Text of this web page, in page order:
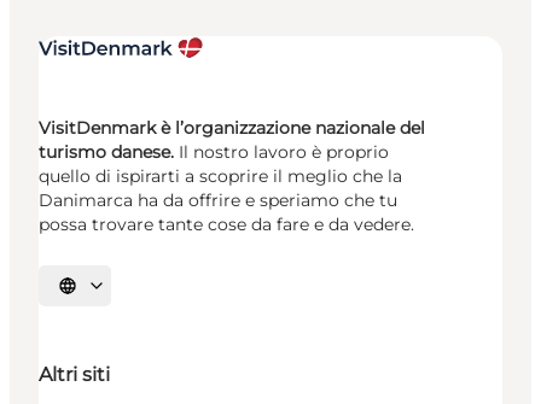
VisitDenmark è l’organizzazione nazionale del
turismo danese. Il nostro lavoro è proprio
quello di ispirarti a scoprire il meglio che la
Danimarca ha da offrire e speriamo che tu
possa trovare tante cose da fare e da vedere.
Seleziona la lingua
Altri siti